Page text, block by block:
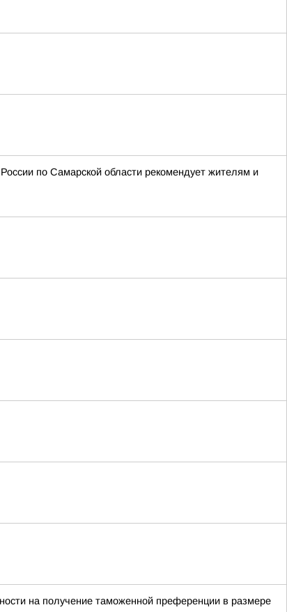
по Самарской области рекомендует жителям и
на получение таможенной преференции в размере